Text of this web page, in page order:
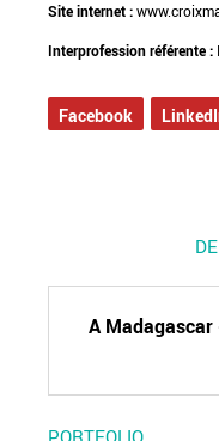
Site internet :
Interprofession référente :
Facebook
A Madagascar
PORTFOLIO